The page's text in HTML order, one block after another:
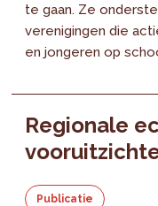
te gaan. Ze
verenigingen die
en jongeren op
Regionale
Publicatie